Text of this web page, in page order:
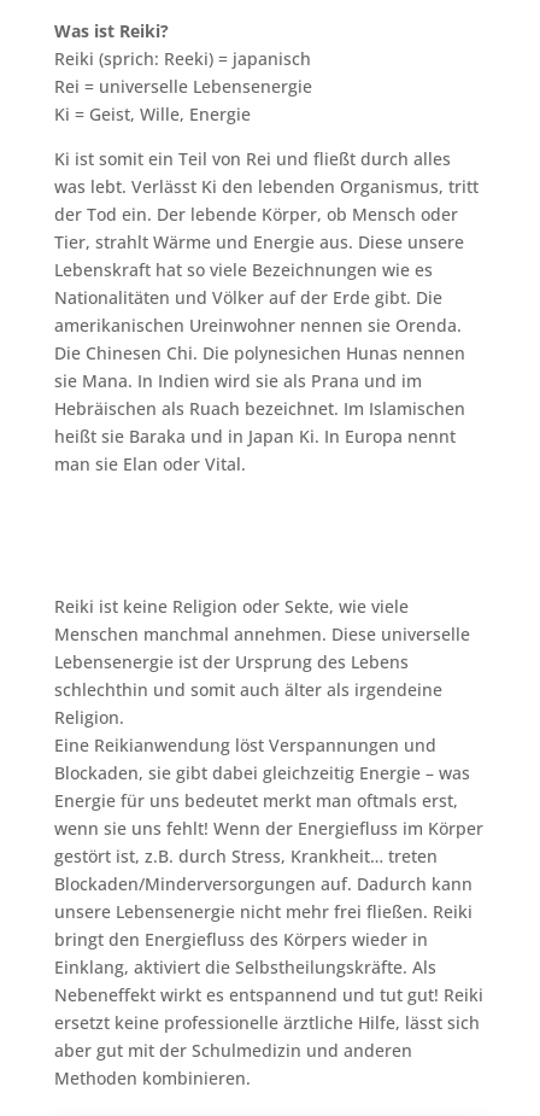
Was ist Reiki?
Reiki (sprich: Reeki) = japanisch
Rei = universelle Lebensenergie
Ki = Geist, Wille, Energie
Ki ist somit ein Teil von Rei und fließt durch alles
was lebt. Verlässt Ki den lebenden Organismus, tritt
der Tod ein. Der lebende Körper, ob Mensch oder
Tier, strahlt Wärme und Energie aus. Diese unsere
Lebenskraft hat so viele Bezeichnungen wie es
Nationalitäten und Völker auf der Erde gibt. Die
amerikanischen Ureinwohner nennen sie Orenda.
Die Chinesen Chi. Die polynesichen Hunas nennen
sie Mana. In Indien wird sie als Prana und im
Hebräischen als Ruach bezeichnet. Im Islamischen
heißt sie Baraka und in Japan Ki. In Europa nennt
man sie Elan oder Vital.
Reiki ist keine Religion oder Sekte, wie viele
Menschen manchmal annehmen. Diese universelle
Lebensenergie ist der Ursprung des Lebens
schlechthin und somit auch älter als irgendeine
Religion.
Eine Reikianwendung löst Verspannungen und
Blockaden, sie gibt dabei gleichzeitig Energie – was
Energie für uns bedeutet merkt man oftmals erst,
wenn sie uns fehlt! Wenn der Energiefluss im Körper
gestört ist, z.B. durch Stress, Krankheit… treten
Blockaden/Minderversorgungen auf. Dadurch kann
unsere Lebensenergie nicht mehr frei fließen. Reiki
bringt den Energiefluss des Körpers wieder in
Einklang, aktiviert die Selbstheilungskräfte. Als
Nebeneffekt wirkt es entspannend und tut gut! Reiki
ersetzt keine professionelle ärztliche Hilfe, lässt sich
aber gut mit der Schulmedizin und anderen
Methoden kombinieren.